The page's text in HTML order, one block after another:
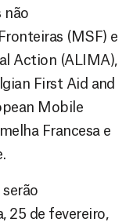
não
(MSF) e
Action (ALIMA),
First Aid and
Mobile
Francesa e
25 de fevereiro,